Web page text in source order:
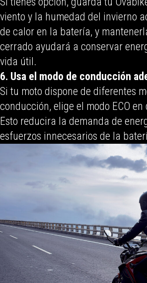
viento y la humedad del invierno
de calor en la batería, y
cerrado ayudará a conservar
vida útil.
6. Usa el modo de conducción
Si tu moto dispone de diferentes
conducción, elige el modo ECO
Esto reducira la demanda de
esfuerzos innecesarios de la